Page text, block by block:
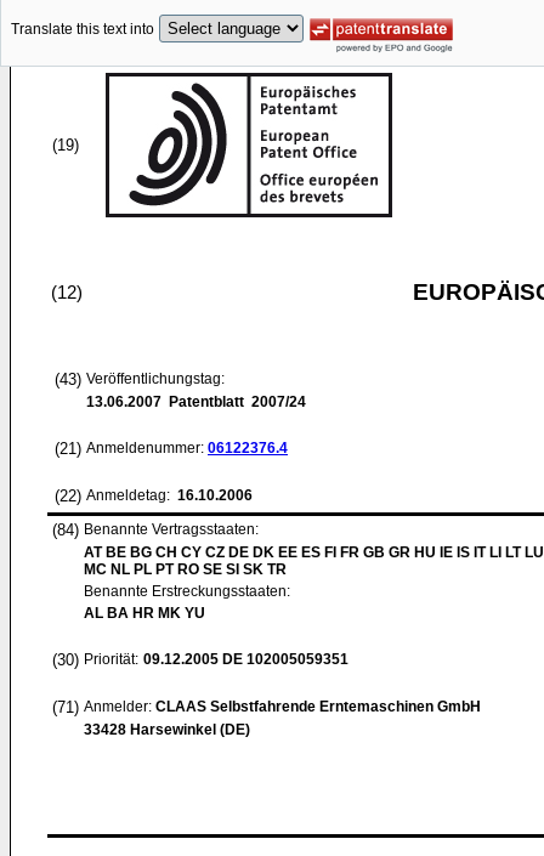
Translate this text into
(19)
(12)
(43) Veröffentlichungstag:
13.06.2007 Patentblatt 2007/24
(21) Anmeldenummer: 06122376.4
(22) Anmeldetag: 16.10.2006
(84) Benannte Vertragsstaaten:
AT BE BG CH CY CZ DE DK EE ES FI FR GB GR HU IE IS IT LI LT
MC NL PL PT RO SE SI SK TR
Benannte Erstreckungsstaaten:
AL BA HR MK YU
(30) Priorität: 09.12.2005 DE 102005059351
(71) Anmelder: CLAAS Selbstfahrende Erntemaschinen GmbH
33428 Harsewinkel (DE)